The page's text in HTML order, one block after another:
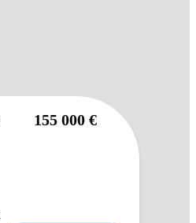
155 000 €